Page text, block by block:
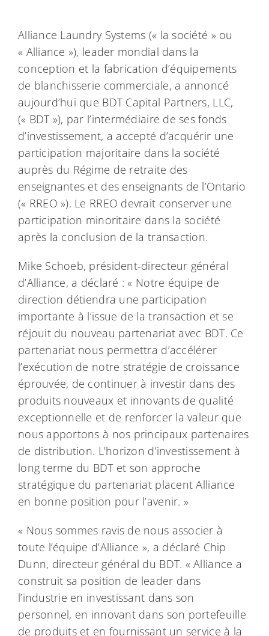
Alliance Laundry Systems (« la société » ou
« Alliance »), leader mondial dans la
conception et la fabrication d’équipements
de blanchisserie commerciale, a annoncé
aujourd’hui que BDT Capital Partners, LLC,
(« BDT »), par l’intermédiaire de ses fonds
d’investissement, a accepté d’acquérir une
participation majoritaire dans la société
auprès du Régime de retraite des
enseignantes et des enseignants de l’Ontario
(« RREO »). Le RREO devrait conserver une
participation minoritaire dans la société
après la conclusion de la transaction.
Mike Schoeb, président-directeur général
d’Alliance, a déclaré : « Notre équipe de
direction détiendra une participation
importante à l’issue de la transaction et se
réjouit du nouveau partenariat avec BDT. Ce
partenariat nous permettra d’accélérer
l’exécution de notre stratégie de croissance
éprouvée, de continuer à investir dans des
produits nouveaux et innovants de qualité
exceptionnelle et de renforcer la valeur que
nous apportons à nos principaux partenaires
de distribution. L’horizon d’investissement à
long terme du BDT et son approche
stratégique du partenariat placent Alliance
en bonne position pour l’avenir. »
« Nous sommes ravis de nous associer à
toute l’équipe d’Alliance », a déclaré Chip
Dunn, directeur général du BDT. « Alliance a
construit sa position de leader dans
l’industrie en investissant dans son
personnel, en innovant dans son portefeuille
de produits et en fournissant un service à la